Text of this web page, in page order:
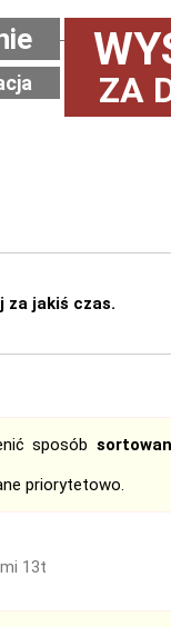
ZA
jakiś czas.
sposób
priorytetowo.
13t